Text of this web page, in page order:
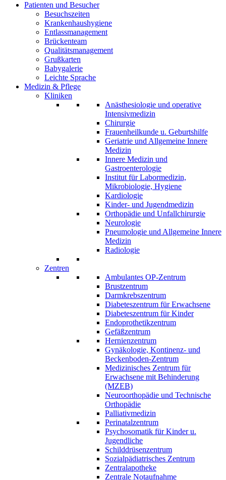
Patienten und Besucher
Besuchszeiten
Krankenhaushygiene
Entlassmanagement
Brückenteam
Qualitätsmanagement
Grußkarten
Babygalerie
Leichte Sprache
Medizin & Pflege
Kliniken
Anästhesiologie und operative
Intensivmedizin
Chirurgie
Frauenheilkunde u. Geburtshilfe
Geriatrie und Allgemeine Innere
Medizin
Innere Medizin und
Gastroenterologie
Institut für Labormedizin,
Mikrobiologie, Hygiene
Kardiologie
Kinder- und Jugendmedizin
Orthopädie und Unfallchirurgie
Neurologie
Pneumologie und Allgemeine Innere
Medizin
Radiologie
Zentren
Ambulantes OP-Zentrum
Brustzentrum
Darmkrebszentrum
Diabeteszentrum für Erwachsene
Diabeteszentrum für Kinder
Endoprothetikzentrum
Gefäßzentrum
Hernienzentrum
Gynäkologie, Kontinenz- und
Beckenboden-Zentrum
Medizinisches Zentrum für
Erwachsene mit Behinderung
(MZEB)
Neuroorthopädie und Technische
Orthopädie
Palliativmedizin
Perinatalzentrum
Psychosomatik für Kinder u.
Jugendliche
Schilddrüsenzentrum
Sozialpädiatrisches Zentrum
Zentralapotheke
Zentrale Notaufnahme